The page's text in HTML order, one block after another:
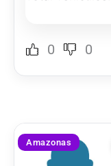
0 0
Amazonas